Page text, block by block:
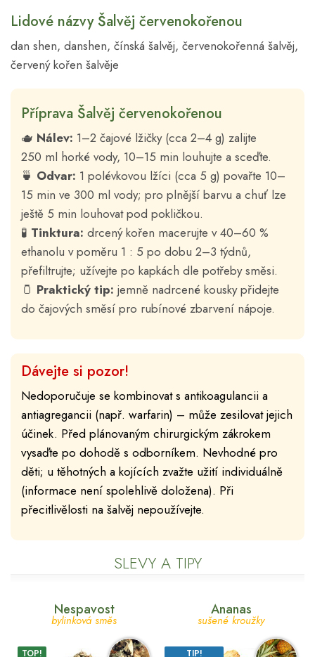
Lidové názvy Šalvěj červenokořenou
dan shen, danshen, čínská šalvěj, červenokořenná šalvěj,
červený kořen šalvěje
Příprava Šalvěj červenokořenou
🫖 Nálev: 1–2 čajové lžičky (cca 2–4 g) zalijte
250 ml horké vody, 10–15 min louhujte a sceďte.
🍵 Odvar: 1 polévkovou lžíci (cca 5 g) povařte 10–
15 min ve 300 ml vody; pro plnější barvu a chuť lze
ještě 5 min louhovat pod pokličkou.
🧪 Tinktura: drcený kořen macerujte v 40–60 %
ethanolu v poměru 1 : 5 po dobu 2–3 týdnů,
přefiltrujte; užívejte po kapkách dle potřeby směsi.
🫙 Praktický tip: jemně nadrcené kousky přidejte
do čajových směsí pro rubínové zbarvení nápoje.
Dávejte si pozor!
Nedoporučuje se kombinovat s antikoagulancii a
antiagregancii (např. warfarin) – může zesilovat jejich
účinek. Před plánovaným chirurgickým zákrokem
vysaďte po dohodě s odborníkem. Nevhodné pro
děti; u těhotných a kojících zvažte užití individuálně
(informace není spolehlivě doložena). Při
přecitlivělosti na šalvěj nepoužívejte.
SLEVY A TIPY
Nespavost
bylinková směs
TOP!
Ananas
sušené kroužky
TIP!